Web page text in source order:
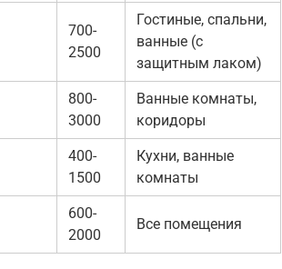
700-
2500
Гостиные, спальни,
ванные (с
защитным лаком)
800-
3000
Ванные комнаты,
коридоры
400-
1500
Кухни, ванные
комнаты
600-
2000
Все помещения